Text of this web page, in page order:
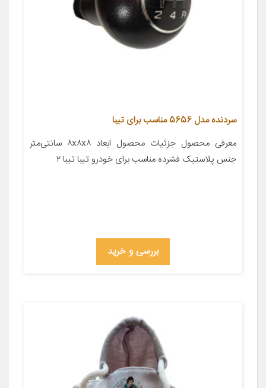
سردنده مدل 5656 مناسب برای تیبا
معرفی محصول جزئیات محصول ابعاد ۸x۸x۸ سانتی‌متر
جنس پلاستیک فشرده مناسب برای خودرو تیبا تیبا ۲
بررسی و خرید